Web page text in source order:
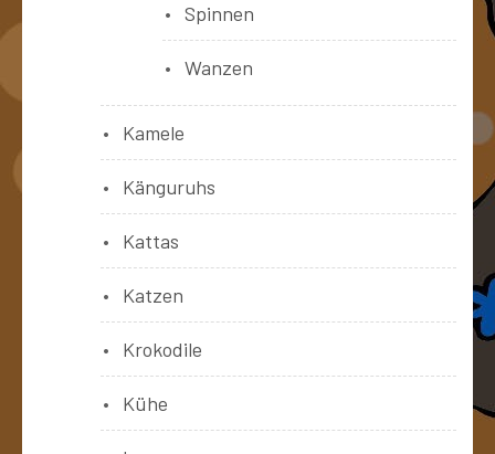
Spinnen
Wanzen
Kamele
Känguruhs
Kattas
Katzen
Krokodile
Kühe